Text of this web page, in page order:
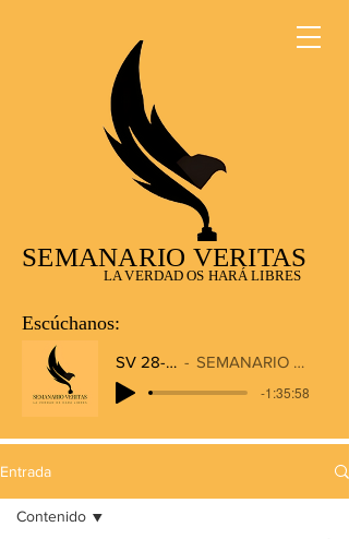
SEMANARIO VERITAS
LA VERDAD OS HARÁ LIBRES
Escúchanos:
SV 28-12-2025
SEMANARIO VERITAS RADIO
-1:35:58
Entrada
Contenido